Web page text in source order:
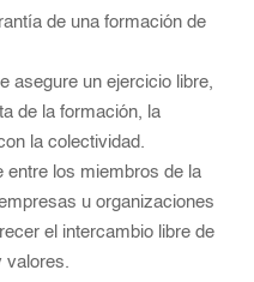
de una formación de
asegure un ejercicio libre,
de la formación, la
la colectividad.
entre los miembros de la
u organizaciones
el intercambio libre de